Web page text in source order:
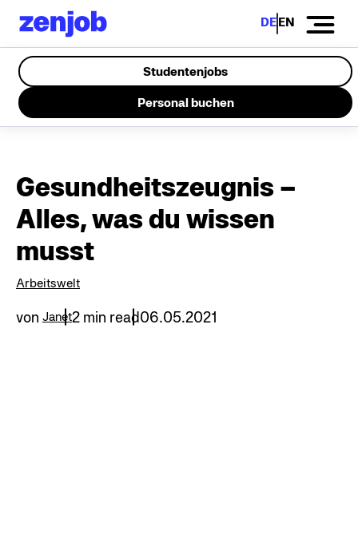
DEEN
Studentenjobs
Personal buchen
Gesundheitszeugnis –
Alles, was du wissen
musst
Arbeitswelt
von Janet2 min read06.05.2021